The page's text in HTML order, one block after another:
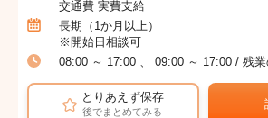
交通費 実費支給
長期（1か月以上）
※開始日相談可
08:00 ～ 17:00 、 09:00 ～ 17:00 / 残
とりあえず保存
後でまとめてみる